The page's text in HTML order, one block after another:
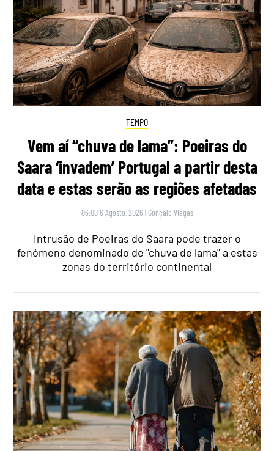
TEMPO
Vem aí “chuva de lama”: Poeiras do
Saara ‘invadem’ Portugal a partir desta
data e estas serão as regiões afetadas
06:00 6 Agosto, 2026 | Gonçalo Viegas
Intrusão de Poeiras do Saara pode trazer o
fenómeno denominado de "chuva de lama" a estas
zonas do território continental